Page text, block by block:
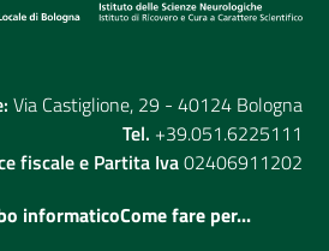
Via Castiglione, 29 - 40124 Bologna
Tel. +39.051.6225111
fiscale e Partita Iva02406911202
informaticoCome fare per...